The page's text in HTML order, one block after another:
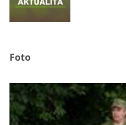
Foto